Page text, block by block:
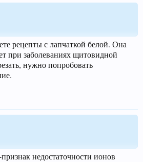
рецепты с лапчаткой белой. Она
при заболеваниях щитовидной
нужно попробовать
недостаточности ионов